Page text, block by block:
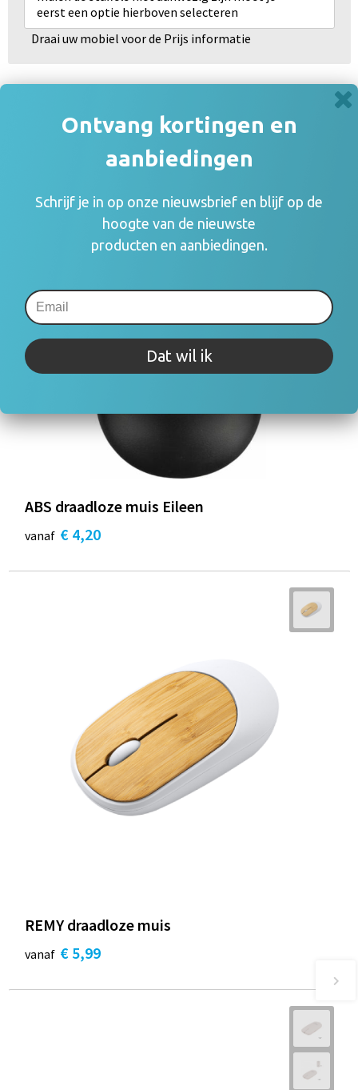
eerst een optie hierboven selecteren
Draai uw mobiel voor de Prijs informatie
Gerelateerde producten
ABS draadloze muis Eileen
vanaf € 4,20
REMY draadloze muis
vanaf € 5,99
Ontvang kortingen en
aanbiedingen
Schrijf je in op onze nieuwsbrief en blijf op de
hoogte van de nieuwste
producten en aanbiedingen.
Dat wil ik